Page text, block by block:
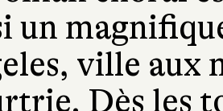
un
ville aux
Dès les